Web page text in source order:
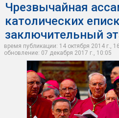
Чрезвычайная
католических
заключительный
время публикации: 14 октября 2014 г.,
обновление: 07 декабря 2017 г., 10:05